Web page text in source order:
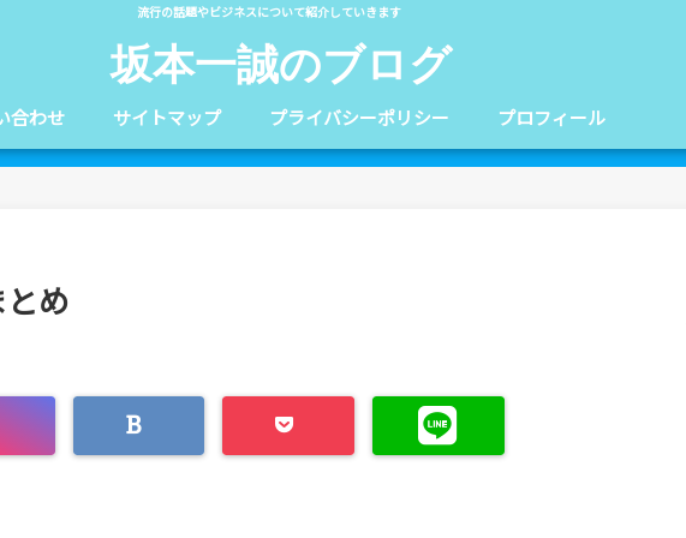
流行の話題やビジネスについて紹介していきます
坂本一誠のブログ
合わせ サイトマップ プライバシーポリシー プロフィール
め